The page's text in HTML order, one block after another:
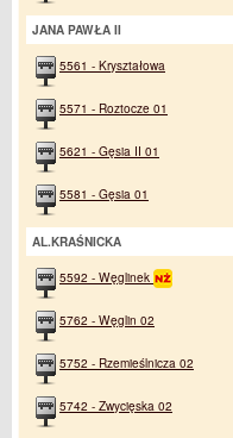
JANA PAWŁA II
5561 - Kryształowa
5571 - Roztocze 01
5621 - Gęsia II 01
5581 - Gęsia 01
AL.KRAŚNICKA
5592 - Węglinek
5762 - Węglin 02
5752 - Rzemieślnicza 02
5742 - Zwycięska 02